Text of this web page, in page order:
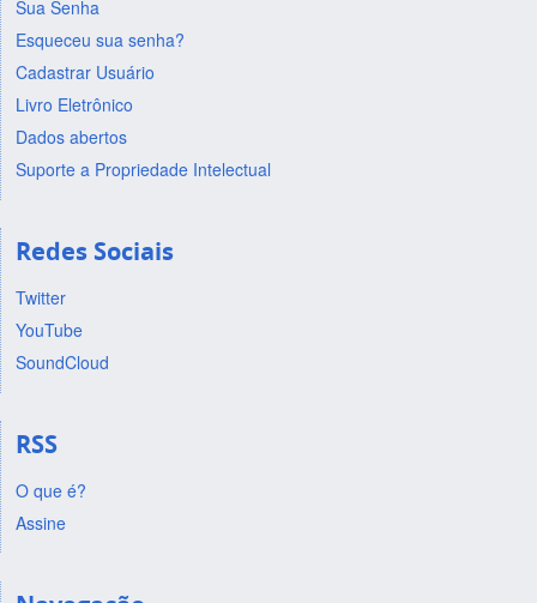
Sua Senha
Esqueceu sua senha?
Cadastrar Usuário
Livro Eletrônico
Dados abertos
Suporte a Propriedade Intelectual
Redes Sociais
Twitter
YouTube
SoundCloud
RSS
O que é?
Assine